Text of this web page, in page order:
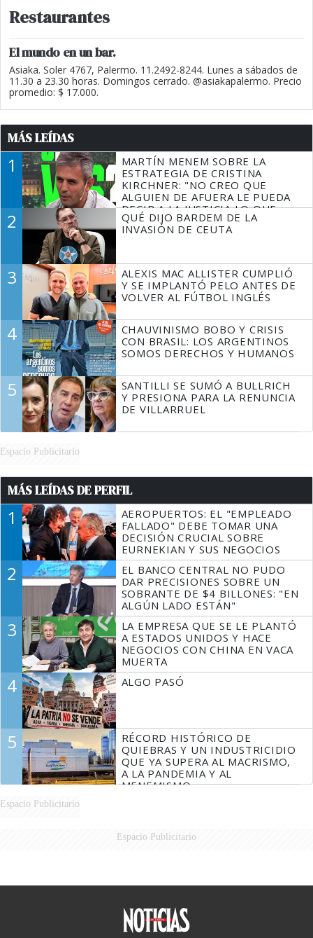
Restaurantes
El mundo en un bar.
Asiaka. Soler 4767, Palermo. 11.2492-8244. Lunes a sábados de
11.30 a 23.30 horas. Domingos cerrado. @asiakapalermo. Precio
promedio: $ 17.000.
MÁS LEÍDAS
1
MARTÍN MENEM SOBRE LA
ESTRATEGIA DE CRISTINA
KIRCHNER: "NO CREO QUE
ALGUIEN DE AFUERA LE PUEDA
DECIR A LA JUSTICIA LO QUE
TIENE QUE HACER"
2
QUÉ DIJO BARDEM DE LA
INVASIÓN DE CEUTA
3
ALEXIS MAC ALLISTER CUMPLIÓ
Y SE IMPLANTÓ PELO ANTES DE
VOLVER AL FÚTBOL INGLÉS
4
CHAUVINISMO BOBO Y CRISIS
CON BRASIL: LOS ARGENTINOS
SOMOS DERECHOS Y HUMANOS
5
SANTILLI SE SUMÓ A BULLRICH
Y PRESIONA PARA LA RENUNCIA
DE VILLARRUEL
Espacio Publicitario
MÁS LEÍDAS DE PERFIL
1
AEROPUERTOS: EL "EMPLEADO
FALLADO" DEBE TOMAR UNA
DECISIÓN CRUCIAL SOBRE
EURNEKIAN Y SUS NEGOCIOS
2
EL BANCO CENTRAL NO PUDO
DAR PRECISIONES SOBRE UN
SOBRANTE DE $4 BILLONES: "EN
ALGÚN LADO ESTÁN"
3
LA EMPRESA QUE SE LE PLANTÓ
A ESTADOS UNIDOS Y HACE
NEGOCIOS CON CHINA EN VACA
MUERTA
4 ALGO PASÓ
5
RÉCORD HISTÓRICO DE
QUIEBRAS Y UN INDUSTRICIDIO
QUE YA SUPERA AL MACRISMO,
A LA PANDEMIA Y AL
MENEMISMO
Espacio Publicitario
Espacio Publicitario